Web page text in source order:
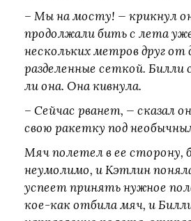
– Мы на мосту! — крикнул
продолжали бить с лета
нескольких метров друг от
разделенные сеткой. Билли
ли она. Она кивнула.
– Сейчас рванет, — сказал
свою ракетку под
Мяч полетел в ее сторону,
неумолимо, и Кэтлин
успеет принять нужное
кое-как отбила мяч, и